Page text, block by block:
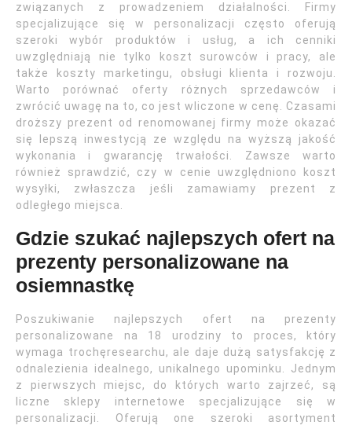
związanych z prowadzeniem działalności. Firmy
specjalizujące się w personalizacji często oferują
szeroki wybór produktów i usług, a ich cenniki
uwzględniają nie tylko koszt surowców i pracy, ale
także koszty marketingu, obsługi klienta i rozwoju.
Warto porównać oferty różnych sprzedawców i
zwrócić uwagę na to, co jest wliczone w cenę. Czasami
droższy prezent od renomowanej firmy może okazać
się lepszą inwestycją ze względu na wyższą jakość
wykonania i gwarancję trwałości. Zawsze warto
również sprawdzić, czy w cenie uwzględniono koszt
wysyłki, zwłaszcza jeśli zamawiamy prezent z
odległego miejsca.
Gdzie szukać najlepszych ofert na
prezenty personalizowane na
osiemnastkę
Poszukiwanie najlepszych ofert na prezenty
personalizowane na 18 urodziny to proces, który
wymaga trochęresearchu, ale daje dużą satysfakcję z
odnalezienia idealnego, unikalnego upominku. Jednym
z pierwszych miejsc, do których warto zajrzeć, są
liczne sklepy internetowe specjalizujące się w
personalizacji. Oferują one szeroki asortyment